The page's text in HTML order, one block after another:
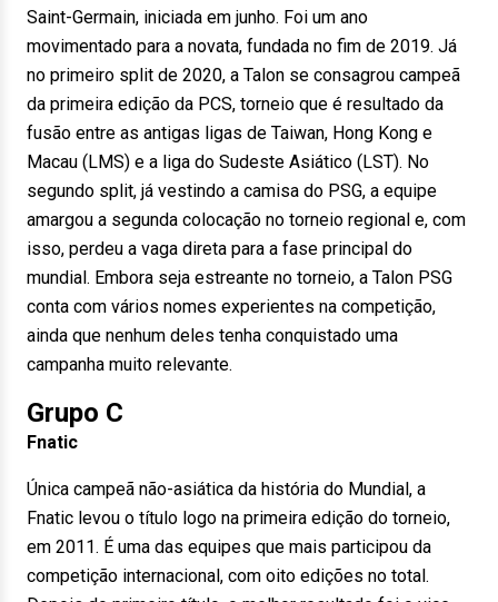
Saint-Germain, iniciada em junho. Foi um ano
movimentado para a novata, fundada no fim de 2019. Já
no primeiro split de 2020, a Talon se consagrou campeã
da primeira edição da PCS, torneio que é resultado da
fusão entre as antigas ligas de Taiwan, Hong Kong e
Macau (LMS) e a liga do Sudeste Asiático (LST). No
segundo split, já vestindo a camisa do PSG, a equipe
amargou a segunda colocação no torneio regional e, com
isso, perdeu a vaga direta para a fase principal do
mundial. Embora seja estreante no torneio, a Talon PSG
conta com vários nomes experientes na competição,
ainda que nenhum deles tenha conquistado uma
campanha muito relevante.
Grupo C
Fnatic
Única campeã não-asiática da história do Mundial, a
Fnatic levou o título logo na primeira edição do torneio,
em 2011. É uma das equipes que mais participou da
competição internacional, com oito edições no total.